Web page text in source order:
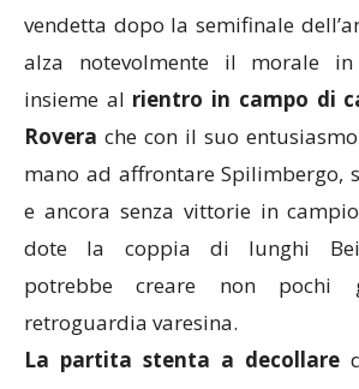
vendetta dopo la semifinale
alza notevolmente il morale
insieme al rientro in campo di
Rovera che con il suo
mano ad affrontare Spilimbergo,
e ancora senza vittorie in
dote la coppia di lunghi Bei-
potrebbe creare non pochi
retroguardia varesina.
La partita stenta a decollare